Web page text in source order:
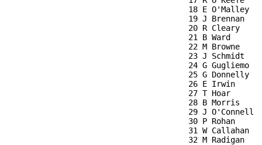
18 E O'Malley    DuBois
19 J Brennan     Rice
20 R Cleary      Hayes
21 B Ward        Hayes
22 M Browne      Hayes
23 J Schmidt     Stepinac
24 G Gugliemo
25 G Donnelly    LaSalle
26 E Irwin       LaSalle
27 T Hoar        Aug
28 B Morris      Aug
29 J O'Connell   LaSalle
30 P Rohan       Aug
31 W Callahan    Bklyn P
32 M Radigan     Rice